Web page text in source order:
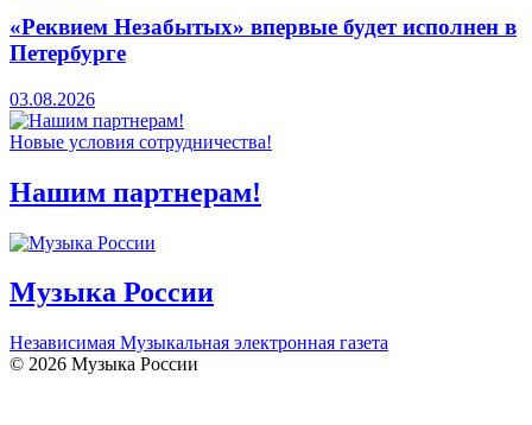
«Реквием Незабытых» впервые будет исполнен в
Петербурге
03.08.2026
Новые условия сотрудничества!
Нашим партнерам!
Музыка России
Независимая Музыкальная электронная газета
© 2026 Музыка России